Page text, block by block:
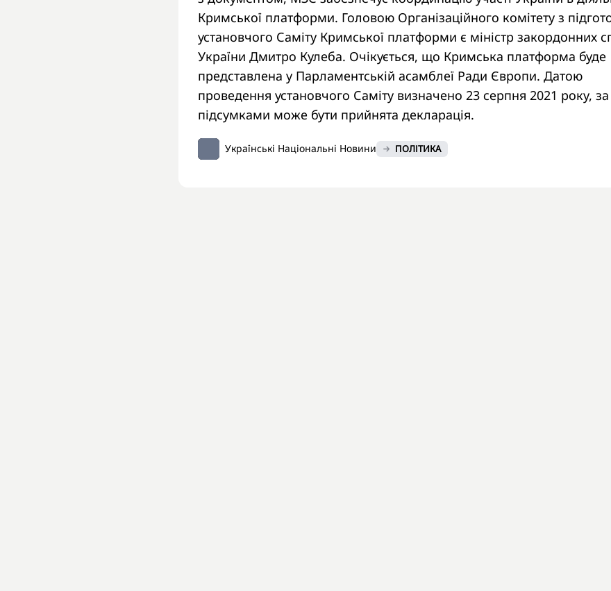
Кримської платформи. Головою Організаційного комітету з
установчого Саміту Кримської платформи є міністр закордонних
України Дмитро Кулеба. Очікується, що Кримська платформа буде
представлена у Парламентській асамблеї Ради Європи. Датою
проведення установчого Саміту визначено 23 серпня 2021 року,
підсумками може бути прийнята декларація.
Українські Національні Новини ПОЛІТИКА